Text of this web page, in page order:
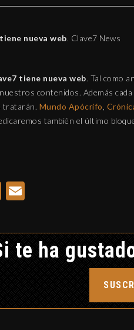
nueva web. Clave7 News
tiene nueva web. Tal como
contenidos. Además
tratarán. Mundo Apócrifo
también el último
Telegram
te ha
MUNDO APÓCRIFO
8 septiembre, 2019